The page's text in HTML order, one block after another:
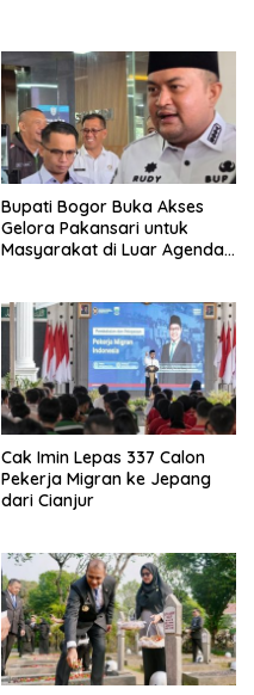
Bupati Bogor Buka Akses
Gelora Pakansari untuk
Masyarakat di Luar Agenda
Cak Imin Lepas 337 Calon
Pekerja Migran ke Jepang
dari Cianjur